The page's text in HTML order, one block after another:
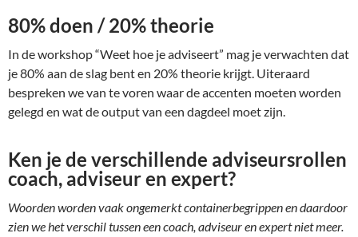
80% doen / 20% theorie
In de workshop “Weet hoe je adviseert” mag je verwachten dat
je 80% aan de slag bent en 20% theorie krijgt. Uiteraard
bespreken we van te voren waar de accenten moeten worden
gelegd en wat de output van een dagdeel moet zijn.
Ken je de verschillende adviseursrollen
coach, adviseur en expert?
Woorden worden vaak ongemerkt containerbegrippen en daardoor
zien we het verschil tussen een coach, adviseur en expert niet meer.